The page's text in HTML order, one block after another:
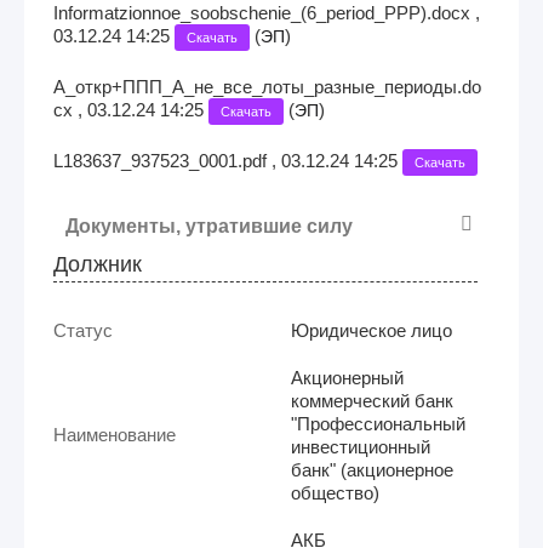
Informatzionnoe_soobschenie_(6_period_PPP).docx ,
03.12.24 14:25
Скачать (ЭП)
А_откр+ППП_А_не_все_лоты_разные_периоды.do
cx , 03.12.24 14:25
Скачать (ЭП)
L183637_937523_0001.pdf , 03.12.24 14:25 Скачать
Документы, утратившие силу
Должник
Статус Юридическое лицо
Наименование
Акционерный
коммерческий банк
"Профессиональный
инвестиционный
банк" (акционерное
общество)
АКБ